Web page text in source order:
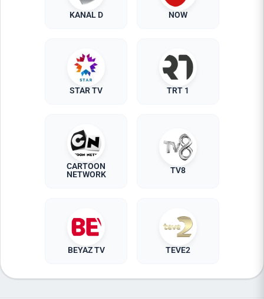
KANAL D NOW
STAR TV TRT 1
CARTOON
NETWORK
TV8
BEYAZ TV TEVE2